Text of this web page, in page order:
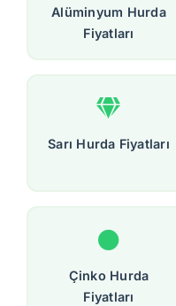
Alüminyum Hurda
Fiyatları
Sarı Hurda Fiyatları
Çinko Hurda
Fiyatları